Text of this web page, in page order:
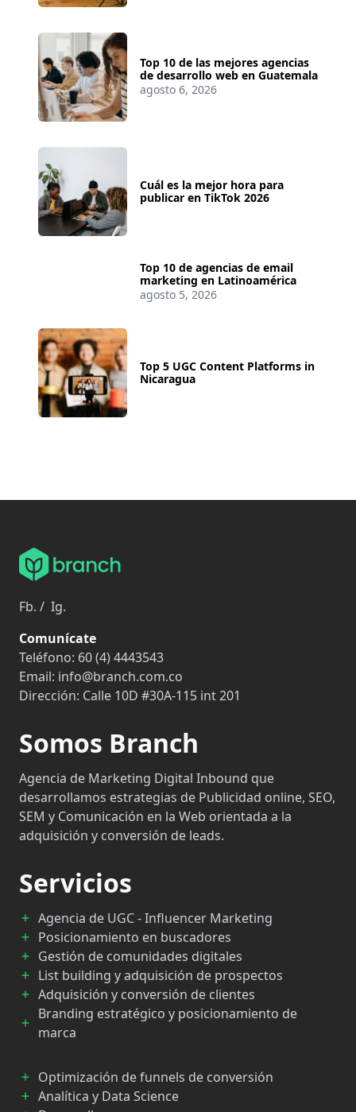
Top 10 de las mejores agencias
de desarrollo web en Guatemala
agosto 6, 2026
Cuál es la mejor hora para
publicar en TikTok 2026
Top 10 de agencias de email
marketing en Latinoamérica
agosto 5, 2026
Top 5 UGC Content Platforms in
Nicaragua
Fb. / Ig.
Comunícate
Teléfono: 60 (4) 4443543
Email: info@branch.com.co
Dirección: Calle 10D #30A-115 int 201
Somos Branch
Agencia de Marketing Digital Inbound que
desarrollamos estrategias de Publicidad online, SEO,
SEM y Comunicación en la Web orientada a la
adquisición y conversión de leads.
Servicios
Agencia de UGC - Influencer Marketing
Posicionamiento en buscadores
Gestión de comunidades digitales
List building y adquisición de prospectos
Adquisición y conversión de clientes
Branding estratégico y posicionamiento de
marca
Optimización de funnels de conversión
Analítica y Data Science